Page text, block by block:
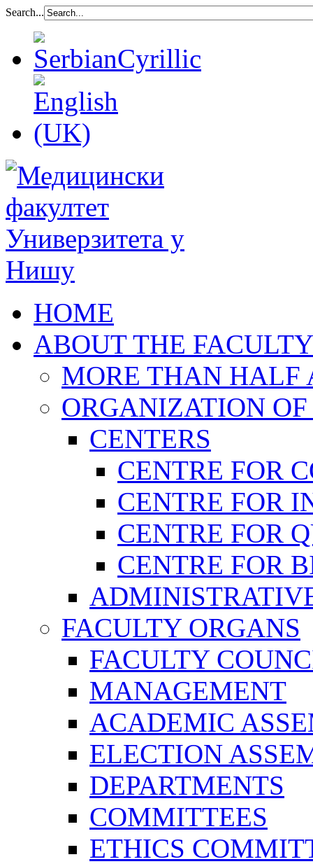
Search...
HOME
ABOUT THE FACULTY
MORE THAN HALF
ORGANIZATION
CENTERS
CENTRE FOR
CENTRE FOR
CENTRE FOR
CENTRE FOR
FACULTY ORGANS
FACULTY
MANAGEMENT
ACADEMIC
ELECTION
DEPARTMENTS
COMMITTEES
ETHICS